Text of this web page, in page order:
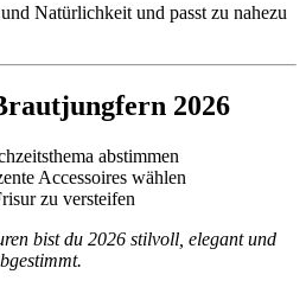
Natürlichkeit und passt zu nahezu
2026
abstimmen
Accessoires wählen
zu versteifen
bist du 2026 stilvoll, elegant und